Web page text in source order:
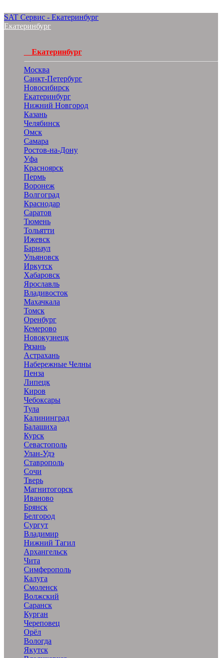
SAT Сервис - Екатеринбург
Екатеринбург
Екатеринбург
Москва
Санкт-Петербург
Новосибирск
Екатеринбург
Нижний Новгород
Казань
Челябинск
Омск
Самара
Ростов-на-Дону
Уфа
Красноярск
Пермь
Воронеж
Волгоград
Краснодар
Саратов
Тюмень
Тольятти
Ижевск
Барнаул
Ульяновск
Иркутск
Хабаровск
Ярославль
Владивосток
Махачкала
Томск
Оренбург
Кемерово
Новокузнецк
Рязань
Астрахань
Набережные Челны
Пенза
Липецк
Киров
Чебоксары
Тула
Калининград
Балашиха
Курск
Севастополь
Улан-Удэ
Ставрополь
Сочи
Тверь
Магнитогорск
Иваново
Брянск
Белгород
Сургут
Владимир
Нижний Тагил
Архангельск
Чита
Симферополь
Калуга
Смоленск
Волжский
Саранск
Курган
Череповец
Орёл
Вологда
Якутск